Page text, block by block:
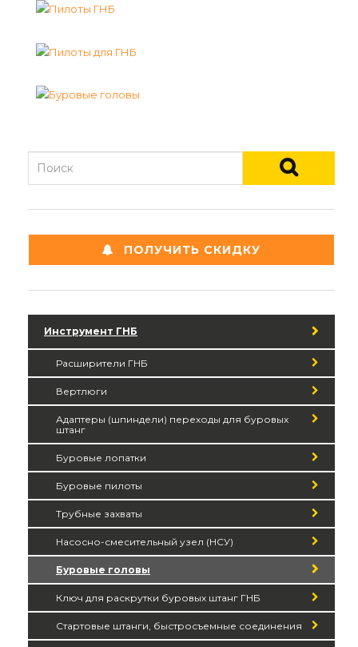
ПОЛУЧИТЬ СКИДКУ
Инструмент ГНБ
Расширители ГНБ
Вертлюги
Адаптеры (шпиндели) переходы для буровых
штанг
Буровые лопатки
Буровые пилоты
Трубные захваты
Насосно-смесительный узел (НСУ)
Буровые головы
Ключ для раскрутки буровых штанг ГНБ
Стартовые штанги, быстросъемные соединения